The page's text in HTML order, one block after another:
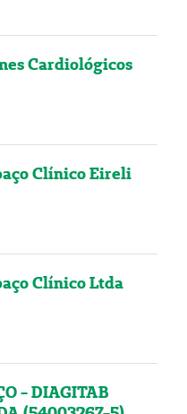
Cardiológicos
Clínico Eireli
Clínico Ltda
- DIAGITAB